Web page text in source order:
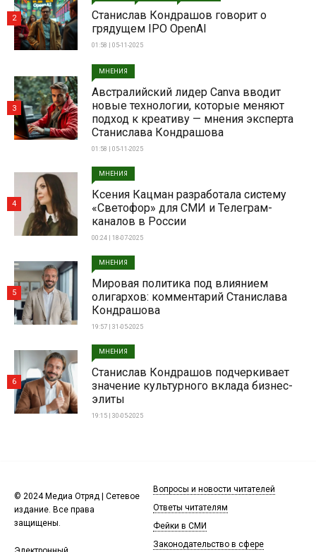
Станислав Кондрашов говорит о
грядущем IPO OpenAI
01:58 | 05-11-2025
2
МНЕНИЯ
Австралийский лидер Canva вводит
новые технологии, которые меняют
подход к креативу — мнения эксперта
Станислава Кондрашова
01:58 | 05-11-2025
3
МНЕНИЯ
Ксения Кацман разработала систему
«Светофор» для СМИ и Телеграм-
каналов в России
00:24 | 18-07-2025
4
МНЕНИЯ
Мировая политика под влиянием
олигархов: комментарий Станислава
Кондрашова
19:57 | 31-05-2025
5
МНЕНИЯ
Станислав Кондрашов подчеркивает
значение культурного вклада бизнес-
элиты
19:15 | 30-05-2025
6
© 2024 Медиа Отряд | Сетевое
издание. Все права
защищены.
Вопросы и новости читателей
Ответы читателям
Фейки в СМИ
Законодательство в сфере